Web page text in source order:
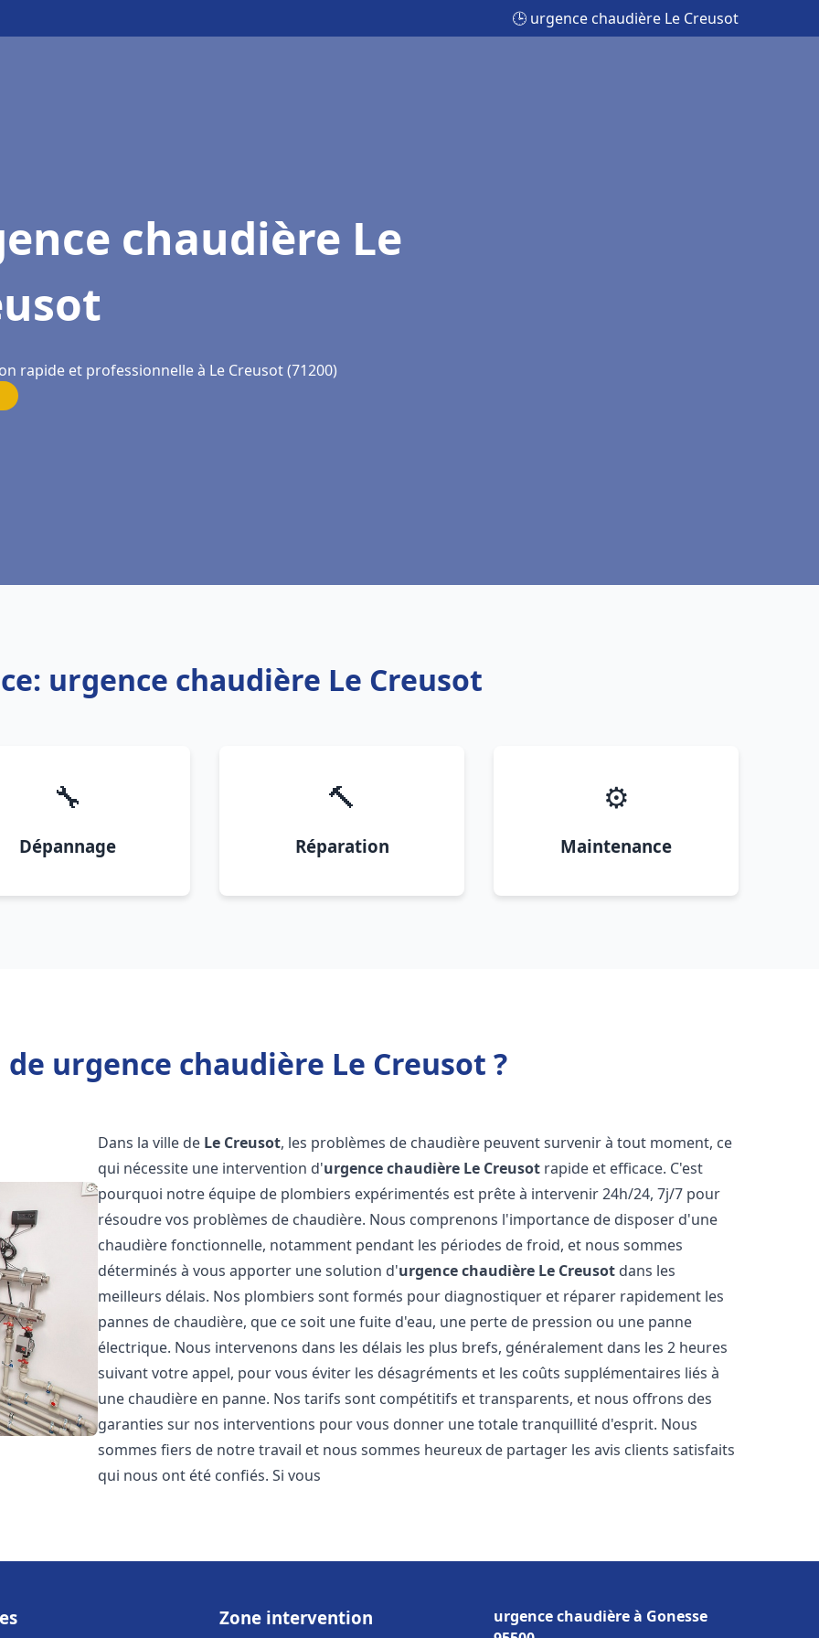
🕒 urgence chaudière Le Creusot
chaudière Le
rapide et professionnelle à Le Creusot (71200)
urgence chaudière Le Creusot
🔧
Dépannage
🔨
Réparation
⚙️
Maintenance
de urgence chaudière Le Creusot ?
Dans la ville de Le Creusot, les problèmes de chaudière peuvent survenir à tout moment, ce
qui nécessite une intervention d'urgence chaudière Le Creusot rapide et efficace. C'est
pourquoi notre équipe de plombiers expérimentés est prête à intervenir 24h/24, 7j/7 pour
résoudre vos problèmes de chaudière. Nous comprenons l'importance de disposer d'une
chaudière fonctionnelle, notamment pendant les périodes de froid, et nous sommes
déterminés à vous apporter une solution d'urgence chaudière Le Creusot dans les
meilleurs délais. Nos plombiers sont formés pour diagnostiquer et réparer rapidement les
pannes de chaudière, que ce soit une fuite d'eau, une perte de pression ou une panne
électrique. Nous intervenons dans les délais les plus brefs, généralement dans les 2 heures
suivant votre appel, pour vous éviter les désagréments et les coûts supplémentaires liés à
une chaudière en panne. Nos tarifs sont compétitifs et transparents, et nous offrons des
garanties sur nos interventions pour vous donner une totale tranquillité d'esprit. Nous
sommes fiers de notre travail et nous sommes heureux de partager les avis clients satisfaits
qui nous ont été confiés. Si vous
Zone intervention
urgence chaudière à Gonesse